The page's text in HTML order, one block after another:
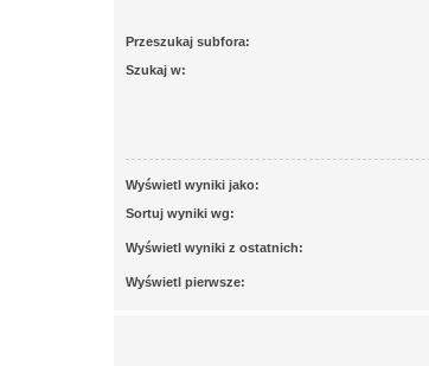
Przeszukaj subfora:
Szukaj w:
Wyświetl wyniki jako:
Sortuj wyniki wg:
Wyświetl wyniki z ostatnich:
Wyświetl pierwsze: